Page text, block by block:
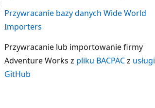
Przywracanie bazy danych Wide World
Importers
Przywracanie lub importowanie firmy
Adventure Works z pliku BACPACz usługi
GitHub